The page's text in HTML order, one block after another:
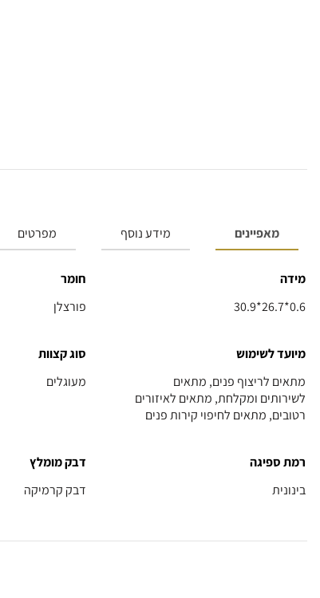
מאפיינים מידע נוסף מפרטים
מידה
30.9*26.7*0.6
חומר
פורצלן
מיועד לשימוש
מתאים לריצוף פנים, מתאים
לשירותים ומקלחת, מתאים לאיזורים
רטובים, מתאים לחיפוי קירות פנים
סוג קצוות
מעוגלים
רמת ספיגה
בינונית
דבק מומלץ
דבק קרמיקה